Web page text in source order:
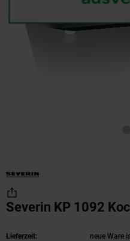
Severin KP 1092
Lieferzeit: neue Ware